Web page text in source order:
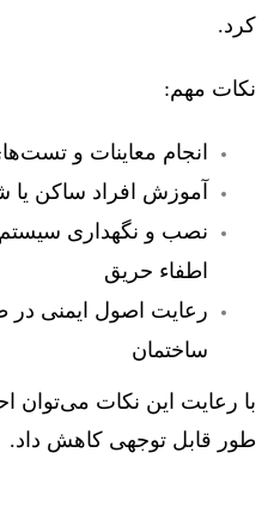
کرد.
نکات مهم:
انجام معاینات و
آموزش افراد ساکن
نصب و نگهداری
اطفاء حریق
رعایت اصول ایمنی
ساختمان
با رعایت این نکات می‌توان
طور قابل توجهی کاهش داد.